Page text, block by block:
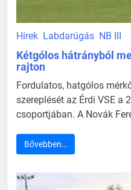
Hírek Labdarúgás NB III
Kétgólos hátrányból
rajton
Fordulatos, hatgólos
szereplését az Érdi VSE a
csoportjában. A Novák
Bővebben…